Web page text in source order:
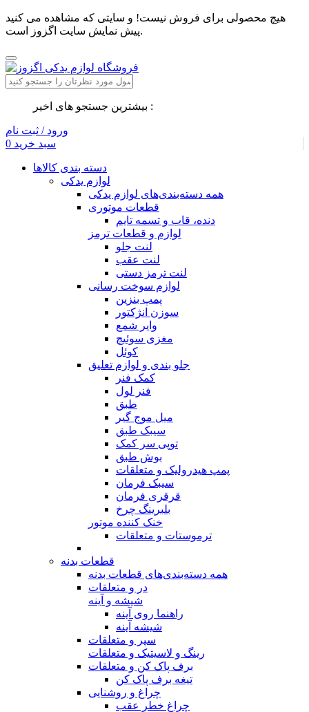
هیچ محصولی برای فروش نیست! و سایتی که مشاهده می کنید
پیش نمایش سایت اگزوز است.
بیشترین جستجو های اخیر :
ورود / ثبت نام
سبد خرید 0
دسته بندی کالاها
لوازم یدکی
همه دسته‌بندی‌های لوازم یدکی
قطعات موتوری
دنده، قاب و تسمه تایم
لوازم و قطعات ترمز
لنت جلو
لنت عقب
لنت ترمز دستی
لوازم سوخت رسانی
پمپ بنزین
سوزن انژکتور
وایر شمع
مغزی سوئیچ
کوئل
جلو بندی و لوازم تعلیق
کمک فنر
فنر لول
طبق
میل موج گیر
سیبک طبق
توپی سر کمک
بوش طبق
پمپ هیدرولیک و متعلقات
سیبک فرمان
قرقری فرمان
بلبرینگ چرخ
خنک کننده موتور
ترموستات و متعلقات
قطعات بدنه
همه دسته‌بندی‌های قطعات بدنه
در و متعلقات
شیشه و آینه
راهنما روی آینه
شیشه آینه
سپر و متعلقات
رینگ و لاسیتیک و متعلقات
برف پاک کن و متعلقات
تیغه برف پاک کن
چراغ و روشنایی
چراغ خطر عقب